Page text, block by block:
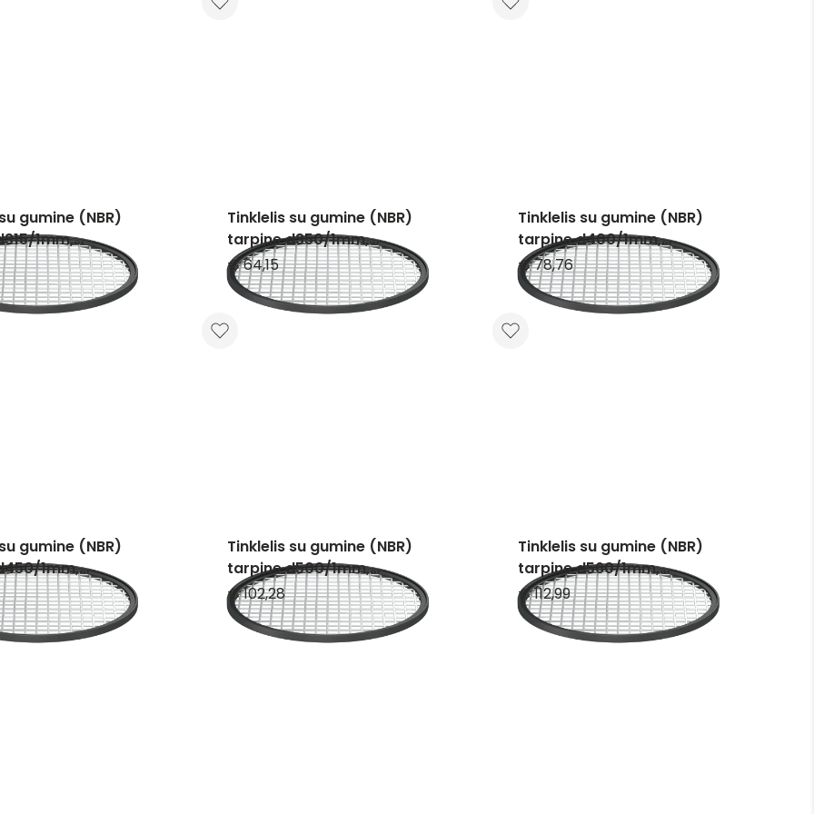
gumine (NBR)
1mm,
plieno
Tinklelis su gumine (NBR)
tarpine d350/1mm,
nerūdijančio plieno
€ 64,15
Tinklelis su gumine (NBR)
tarpine d400/1mm,
nerūdijančio plieno
€ 78,76
gumine (NBR)
1mm,
plieno
Tinklelis su gumine (NBR)
tarpine d500/1mm,
nerūdijančio plieno
€ 102,28
Tinklelis su gumine (NBR)
tarpine d560/1mm,
nerūdijančio plieno
€ 112,99